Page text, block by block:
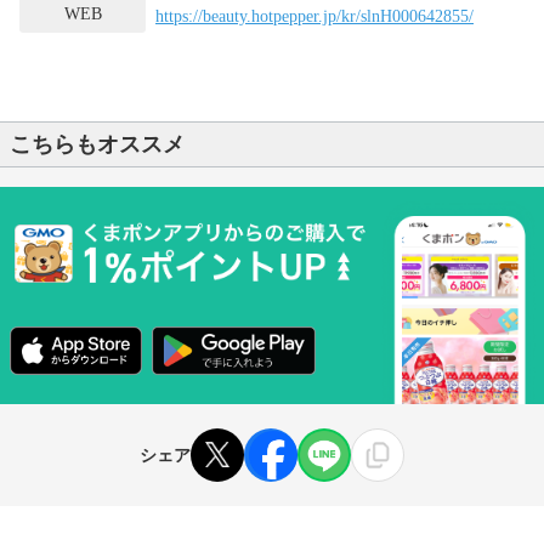
WEB https://beauty.hotpepper.jp/kr/slnH000642855/
こちらもオススメ
シェア